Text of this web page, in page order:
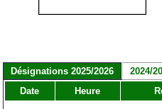
Désignations 2025/2026
2024/
Date
Heure